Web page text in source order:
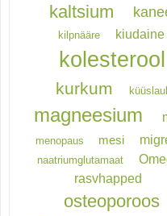
kaltsium
kilpnääre kiudaine
kolesterool
kurkum
magneesium
menopaus mesi
naatriumglutamaat
rasvhapped
osteoporoos